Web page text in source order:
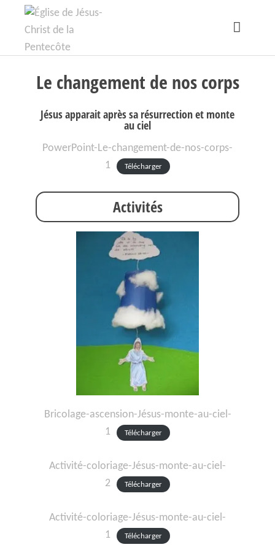
Le changement de nos corps
Jésus apparait après sa résurrection et monte
au ciel
PowerPoint-Le-changement-de-nos-corps-
1
Télécharger
Activités
Bricolage-ascension-Jésus-monte-au-ciel-
1
Télécharger
Activité-coloriage-Jésus-monte-au-ciel-
2
Télécharger
Activité-coloriage-Jésus-monte-au-ciel-
1
Télécharger